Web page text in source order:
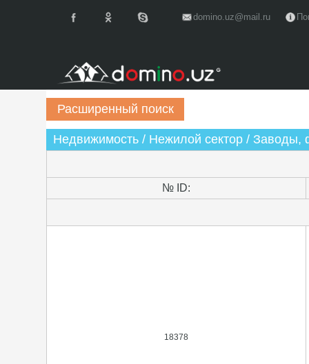
domino.uz@mail.ru
Недвижимость / Нежилой сектор /
№ ID:
18378